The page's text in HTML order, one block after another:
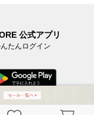
公式アプリ
たんログイン